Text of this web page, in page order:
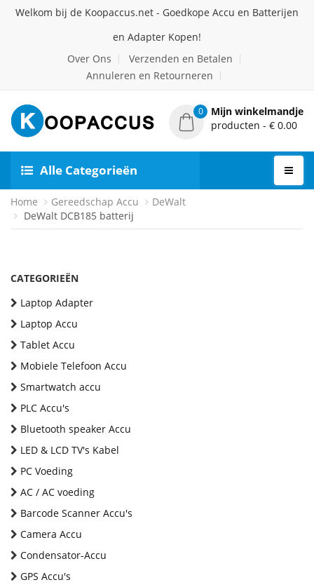
Welkom bij de Koopaccus.net - Goedkope Accu en Batterijen
en Adapter Kopen!
Over Ons
Verzenden en Betalen
Annuleren en Retourneren
0
Mijn winkelmandje
producten - € 0.00
Alle Categorieën
Home Gereedschap Accu
DeWalt
DeWalt DCB185 batterij
CATEGORIEËN
Laptop Adapter
Laptop Accu
Tablet Accu
Mobiele Telefoon Accu
Smartwatch accu
PLC Accu's
Bluetooth speaker Accu
LED & LCD TV's Kabel
PC Voeding
AC / AC voeding
Barcode Scanner Accu's
Camera Accu
Condensator-Accu
GPS Accu's